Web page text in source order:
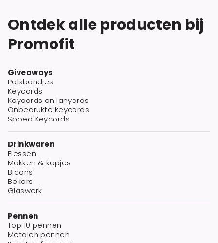
Ontdek alle producten bij
Promofit
Giveaways
Polsbandjes
Keycords
Keycords en lanyards
Onbedrukte keycords
Spoed Keycords
Drinkwaren
Flessen
Mokken & kopjes
Bidons
Bekers
Glaswerk
Pennen
Top 10 pennen
Metalen pennen